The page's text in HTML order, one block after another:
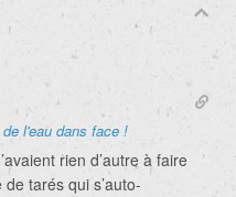
l'eau dans face !
rien d’autre à faire
tarés qui s’auto-